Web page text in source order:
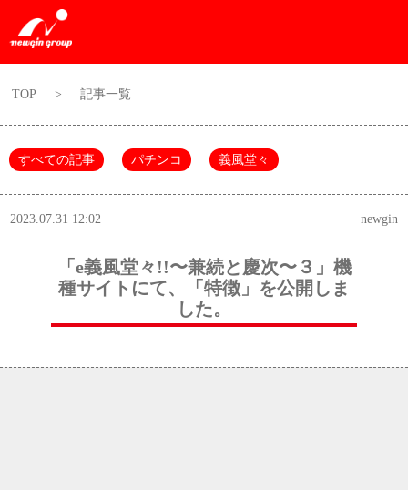
TOP > 記事一覧
すべての記事 パチンコ 義風堂々
2023.07.31 12:02 newgin
「e義風堂々!!〜兼続と慶次〜３」機
種サイトにて、「特徴」を公開しま
した。